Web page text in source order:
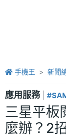
手機王 新聞
應用服務
三星平板
麼辦？2